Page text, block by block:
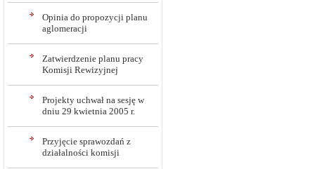
Opinia do propozycji planu
aglomeracji
Zatwierdzenie planu pracy
Komisji Rewizyjnej
Projekty uchwał na sesję w
dniu 29 kwietnia 2005 r.
Przyjęcie sprawozdań z
działalności komisji